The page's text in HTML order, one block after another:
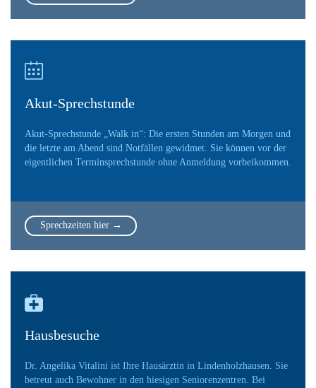

Akut-Sprechstunde
Akut-Sprechstunde „Walk in“: Die ersten Stunden am Morgen und
die letzte am Abend sind Notfällen gewidmet. Sie können vor der
eigentlichen Terminsprechstunde ohne Anmeldung vorbeikommen.
Sprechzeiten hier →

Hausbesuche
Dr. Angelika Vitalini ist Ihre Hausärztin in Lindenholzhausen. Sie
betreut auch Bewohner in den hiesigen Seniorenzentren. Bei